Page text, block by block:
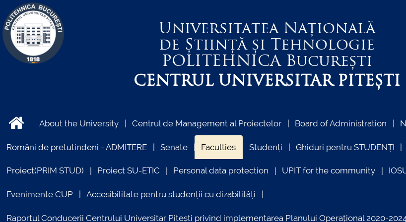
Universitatea Națională
de Știință și Tehnologie
POLITEHNICABucurești
CENTRUL UNIVERSITAR PITEȘTI
About the University Centrul de Management al Proiectelor Board of Administration
Români de pretutindeni - ADMITERE Senate Faculties Studenți Ghiduri pentru STUDENȚI
Proiect(PRIM STUD) Proiect SU-ETIC Personal data protection UPIT for the community
Evenimente CUP Accesibilitate pentru studenții cu dizabilități
Raportul Conducerii Centrului Universitar Pitești privind implementarea Planului Operațional 2020-